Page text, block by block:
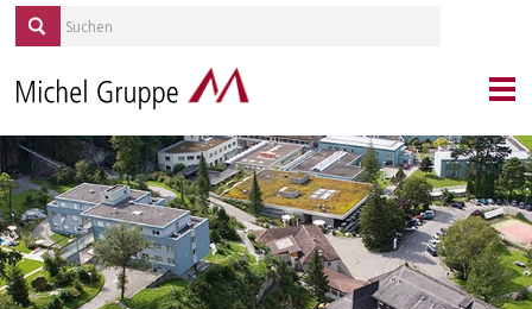
KONTAKT
PORTRAIT
MICHEL SERVICES
REPORTAGEN